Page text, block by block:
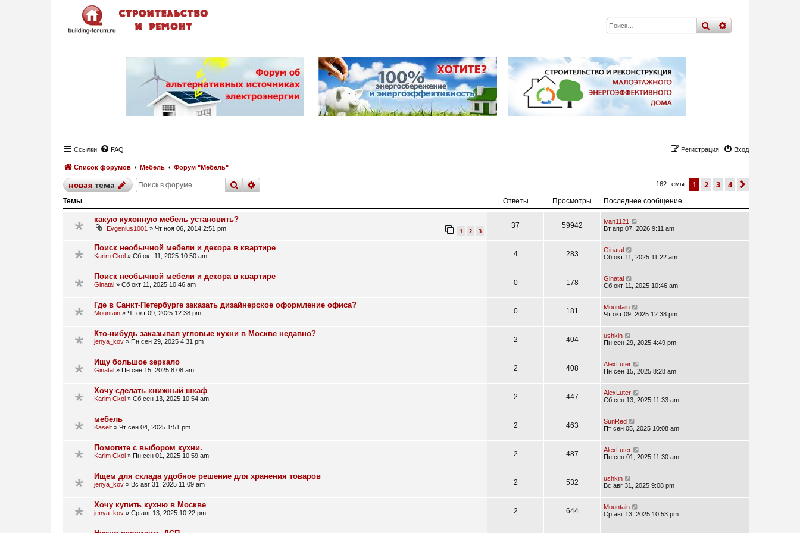
поискрасширенный
Ссылки FAQ Вход
Регистрация
Список форумов Мебель Форум "Мебель"
новаятема поискрасширенный 162 темы 1 2 3 4
Темы Ответы Просмотры Последнее сообщение
какую кухонную мебель установить?
Evgenius1001 » Чт ноя 06, 2014 2:51 pm 1 2 3
37 59942
ivan1121
Вт апр 07, 2026 9:11 am
Поиск необычной мебели и декора в квартире
Karim Ckol » Сб окт 11, 2025 10:50 am 4 283
Ginatal
Сб окт 11, 2025 11:22 am
Поиск необычной мебели и декора в квартире
Ginatal » Сб окт 11, 2025 10:46 am 0 178
Ginatal
Сб окт 11, 2025 10:46 am
Где в Санкт-Петербурге заказать дизайнерское оформление офиса?
Mountain » Чт окт 09, 2025 12:38 pm 0 181
Mountain
Чт окт 09, 2025 12:38 pm
Кто-нибудь заказывал угловые кухни в Москве недавно?
jenya_kov » Пн сен 29, 2025 4:31 pm 2 404
ushkin
Пн сен 29, 2025 4:49 pm
Ищу большое зеркало
Ginatal » Пн сен 15, 2025 8:08 am 2 408
AlexLuter
Пн сен 15, 2025 8:28 am
Хочу сделать книжный шкаф
Karim Ckol » Сб сен 13, 2025 10:54 am 2 447
AlexLuter
Сб сен 13, 2025 11:33 am
мебель
Kaselt » Чт сен 04, 2025 1:51 pm 2 463
SunRed
Пт сен 05, 2025 10:08 am
Помогите с выбором кухни.
Karim Ckol » Пн сен 01, 2025 10:59 am 2 487
AlexLuter
Пн сен 01, 2025 11:30 am
Ищем для склада удобное решение для хранения товаров
jenya_kov » Вс авг 31, 2025 11:09 am 2 532
ushkin
Вс авг 31, 2025 9:08 pm
Хочу купить кухню в Москве
jenya_kov » Ср авг 13, 2025 10:22 pm 2 644
Mountain
Ср авг 13, 2025 10:53 pm